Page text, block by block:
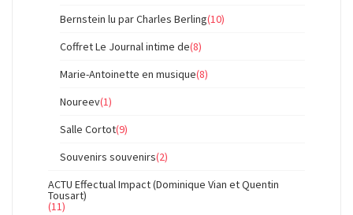
Bernstein lu par Charles Berling(10)
Coffret Le Journal intime de(8)
Marie-Antoinette en musique(8)
Noureev(1)
Salle Cortot(9)
Souvenirs souvenirs(2)
ACTU Effectual Impact (Dominique Vian et Quentin
Tousart)
(11)